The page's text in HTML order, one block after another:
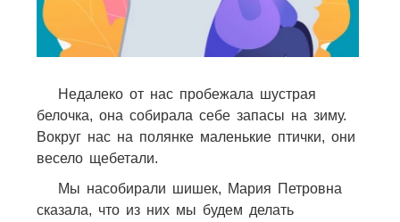
Недалеко от нас пробежала шустрая
белочка, она собирала себе запасы на зиму.
Вокруг нас на полянке маленькие птички, они
весело щебетали.
Мы насобирали шишек, Мария Петровна
сказала, что из них мы будем делать